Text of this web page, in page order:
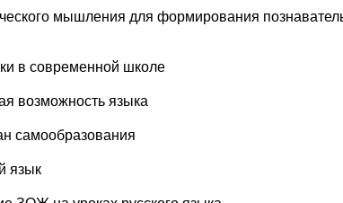
мышления для формирования
в современной школе
возможность языка
самообразования
язык